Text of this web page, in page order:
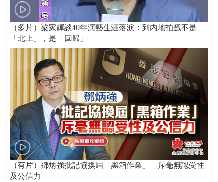
（多片）梁家輝談40年演藝生涯落淚：到內地拍戲不是
「北上」，是「回歸」
（有片）鄧炳強批記協換屆「黑箱作業」 斥毫無認受性
及公信力